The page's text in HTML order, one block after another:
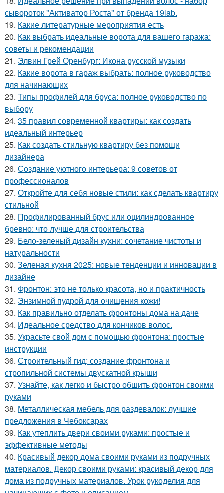
сывороток "Активатор Роста" от бренда 19lab.
19. Какие литературные мероприятия есть
20. Как выбрать идеальные ворота для вашего гаража:
советы и рекомендации
21. Элвин Грей Оренбург: Икона русской музыки
22. Какие ворота в гараж выбрать: полное руководство
для начинающих
23. Типы профилей для бруса: полное руководство по
выбору
24. 35 правил современной квартиры: как создать
идеальный интерьер
25. Как создать стильную квартиру без помощи
дизайнера
26. Создание уютного интерьера: 9 советов от
профессионалов
27. Откройте для себя новые стили: как сделать квартиру
стильной
28. Профилированный брус или оцилиндрованное
бревно: что лучше для строительства
29. Бело-зеленый дизайн кухни: сочетание чистоты и
натуральности
30. Зеленая кухня 2025: новые тенденции и инновации в
дизайне
31. Фронтон: это не только красота, но и практичность
32. Энзимной пудрой для очищения кожи!
33. Как правильно отделать фронтоны дома на даче
34. Идеальное средство для кончиков волос.
35. Украсьте свой дом с помощью фронтона: простые
инструкции
36. Строительный гид: создание фронтона и
стропильной системы двускатной крыши
37. Узнайте, как легко и быстро обшить фронтон своими
руками
38. Металлическая мебель для раздевалок: лучшие
предложения в Чебоксарах
39. Как утеплить двери своими руками: простые и
эффективные методы
40. Красивый декор дома своими руками из подручных
материалов. Декор своими руками: красивый декор для
дома из подручных материалов. Урок рукоделия для